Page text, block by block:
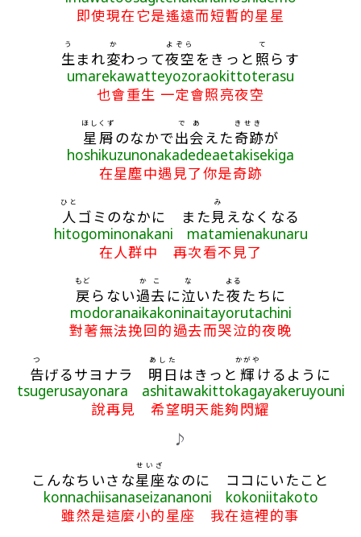
即使現在它是遙遠而短暫的星星
生
う
まれ変
か
わって夜空
よぞら
をきっと 照
て
らす
umarekawatteyozoraokittoterasu
也會重生 一定會照亮夜空
星屑
ほしくず
のなかで出
で
会
あ
えた奇跡
きせき
が
hoshikuzunonakadedeaetakisekiga
在星塵中遇見了你是奇跡
人
ひと
ゴミのなかに また 見
み
えなくなる
hitogominonakani matamienakunaru
在人群中 再次看不見了
戻
もど
らない過去
かこ
に泣
な
いた夜
よる
たちに
modoranaikakoninaitayorutachini
對著無法挽回的過去而哭泣的夜晚
告
つ
げるサヨナラ 明日
あした
はきっと 輝
かがや
けるように
tsugerusayonara ashitawakittokagayakeruyouni
說再見 希望明天能夠閃耀
♪
こんなちいさな星座
せいざ
なのに ココにいたこと
konnachiisanaseizananoni kokoniitakoto
雖然是這麼小的星座 我在這裡的事